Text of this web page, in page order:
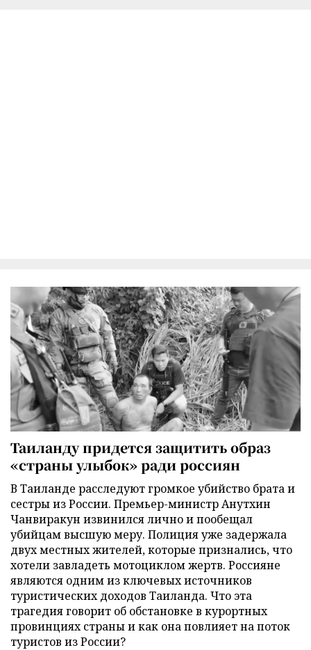
Таиланду придется защитить образ
«страны улыбок» ради россиян
В Таиланде расследуют громкое убийство брата и
сестры из России. Премьер-министр Анутхин
Чанвиракун извинился лично и пообещал
убийцам высшую меру. Полиция уже задержала
двух местных жителей, которые признались, что
хотели завладеть мотоциклом жертв. Россияне
являются одним из ключевых источников
туристических доходов Таиланда. Что эта
трагедия говорит об обстановке в курортных
провинциях страны и как она повлияет на поток
туристов из России?